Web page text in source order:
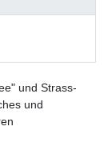
und Strass-
und